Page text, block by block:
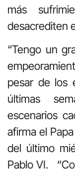
más
desacrediten
“Tengo un
pesar de los
últimas
escenarios
afirma el
del último
Pablo VI.